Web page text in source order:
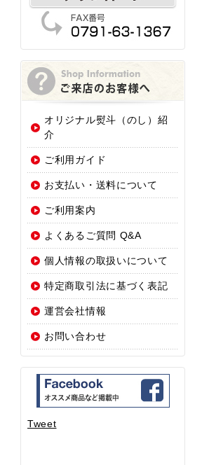
オリジナル熨斗（のし）紹
介
ご利用ガイド
お支払い・送料について
ご利用案内
よくあるご質問 Q&A
個人情報の取扱いについて
特定商取引法に基づく表記
運営会社情報
お問い合わせ
Tweet